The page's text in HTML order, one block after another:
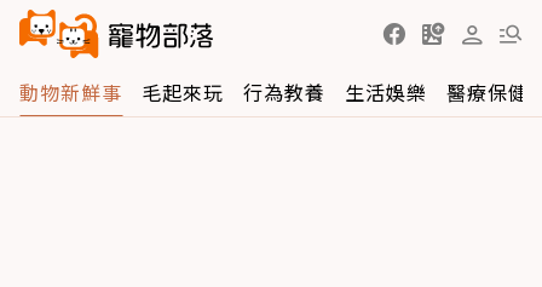
動物新鮮事 毛起來玩 行為教養 生活娛樂 醫療保健